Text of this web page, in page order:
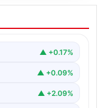
▲ +0.17%
▲ +0.09%
▲ +2.09%